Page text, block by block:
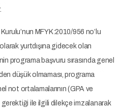
MFYK:2010/956 no’lu
yurtdışına gidecek olan
programa başvuru sırasında genel
düşük olmaması, programa
not ortalamalarının (GPA ve
gerektiği ile ilgili dilekçe imzalanarak